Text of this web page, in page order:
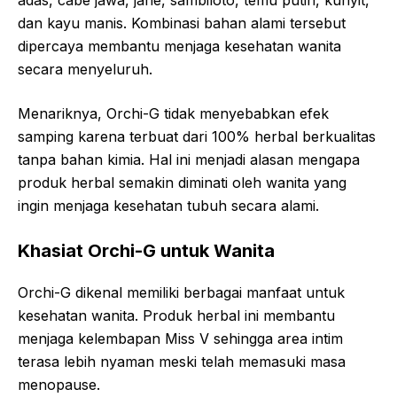
dan kayu manis. Kombinasi bahan alami tersebut
dipercaya membantu menjaga kesehatan wanita
secara menyeluruh.
Menariknya, Orchi-G tidak menyebabkan efek
samping karena terbuat dari 100% herbal berkualitas
tanpa bahan kimia. Hal ini menjadi alasan mengapa
produk herbal semakin diminati oleh wanita yang
ingin menjaga kesehatan tubuh secara alami.
Khasiat Orchi-G untuk Wanita
Orchi-G dikenal memiliki berbagai manfaat untuk
kesehatan wanita. Produk herbal ini membantu
menjaga kelembapan Miss V sehingga area intim
terasa lebih nyaman meski telah memasuki masa
menopause.